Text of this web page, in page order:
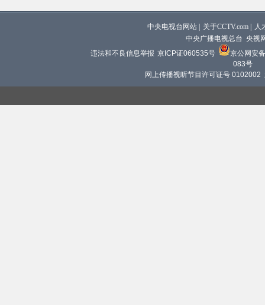
中央电视台网站 关于CCTV.com
人
中央广播电视总台 央视
违法和不良信息举报 京ICP证060535号
京公网安
083号
网上传播视听节目许可证号